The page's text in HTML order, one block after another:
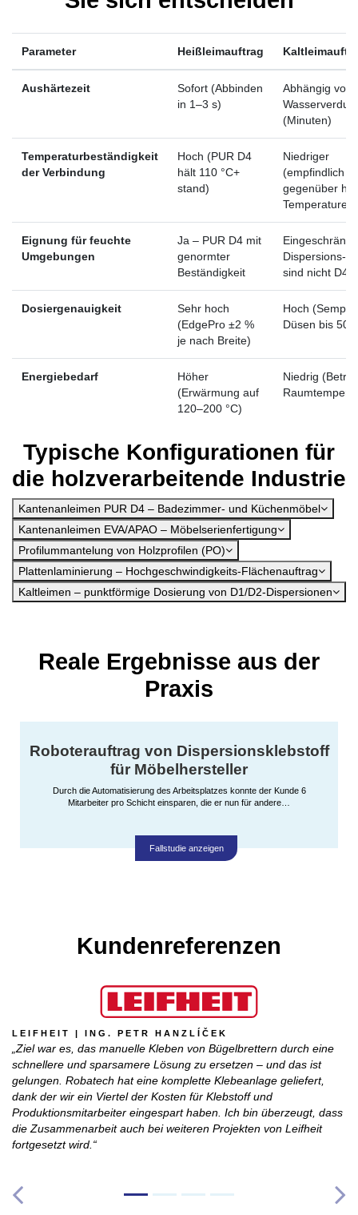
Parameter Heißleimauftrag
Aushärtezeit
Sofort (Abbinden
in 1–3 s)
Abhängig von
(Minuten)
Temperaturbeständigkeit
der Verbindung
Hoch (PUR D4
hält 110 °C+
stand)
Niedriger
(empfindlich
gegenüber
Temperaturen)
Eignung für feuchte
Umgebungen
Ja – PUR D4 mit
genormter
Beständigkeit
Eingeschränkt
Dispersions-
sind nicht D4
Dosiergenauigkeit
Sehr hoch
(EdgePro ±2 %
je nach Breite)
Hoch
Düsen bis 500
Energiebedarf
Höher
(Erwärmung auf
120–200 °C)
Niedrig
Typische Konfigurationen für
die holzverarbeitende Industrie
Kantenanleimen PUR D4 – Badezimmer- und Küchenmöbel
Kantenanleimen EVA/APAO – Möbelserienfertigung
Profilummantelung von Holzprofilen (PO)
Plattenlaminierung – Hochgeschwindigkeits-Flächenauftrag
Kaltleimen – punktförmige Dosierung von D1/D2-Dispersionen
Reale Ergebnisse aus der
Praxis
Roboterauftrag von Dispersionsklebstoff
für Möbelhersteller
Durch die Automatisierung des Arbeitsplatzes konnte der Kunde 6
Mitarbeiter pro Schicht einsparen, die er nun für andere…
Fallstudie anzeigen
Kundenreferenzen
LEIFHEIT | ING. PETR HANZLÍČEK
„Ziel war es, das manuelle Kleben von Bügelbrettern durch eine
schnellere und sparsamere Lösung zu ersetzen – und das ist
gelungen. Robatech hat eine komplette Klebeanlage geliefert,
dank der wir ein Viertel der Kosten für Klebstoff und
Produktionsmitarbeiter eingespart haben. Ich bin überzeugt, dass
die Zusammenarbeit auch bei weiteren Projekten von Leifheit
fortgesetzt wird.“